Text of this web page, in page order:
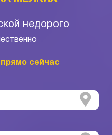
недорого
прямо сейчас